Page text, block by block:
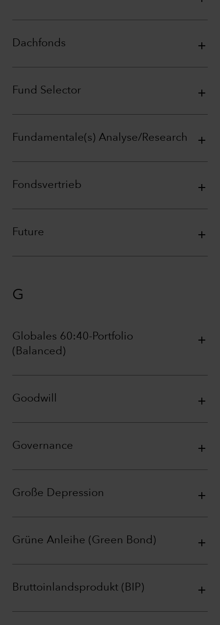
Dachfonds
Fund Selector
Fundamentale(s) Analyse/Research
Fondsvertrieb
Future
G
Globales 60:40-Portfolio
(Balanced)
Goodwill
Governance
Große Depression
Grüne Anleihe (Green Bond)
Bruttoinlandsprodukt (BIP)